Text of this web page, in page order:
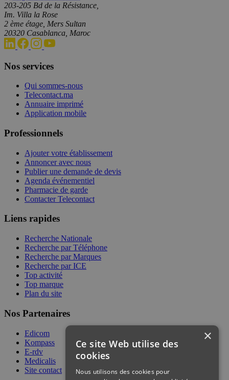
203-205 Bd de la Résistance,
Im. Villa la Rose
2 ème étage, Mers Sultan
20320 Casablanca, Maroc
Nos services
Qui sommes-nous
Telecontact.ma
Annuaire imprimé
Application mobile
Professionnels
Ajouter votre établissement
Annoncer avec nous
Publier une demande de devis
Agenda événementiel
Pharmacie de garde
Contacter Telecontact
Liens rapides
Recherche Nationale
Recherche par Téléphone
Recherche par Marques
Recherche par ICE
Top activité
Top marque
Plan du site
Nos Partenaires
Edicom
Kompass
E-rdv
Medicalis
Site contact
×
Ce site Web utilise des
cookies
Nous utilisons des cookies pour